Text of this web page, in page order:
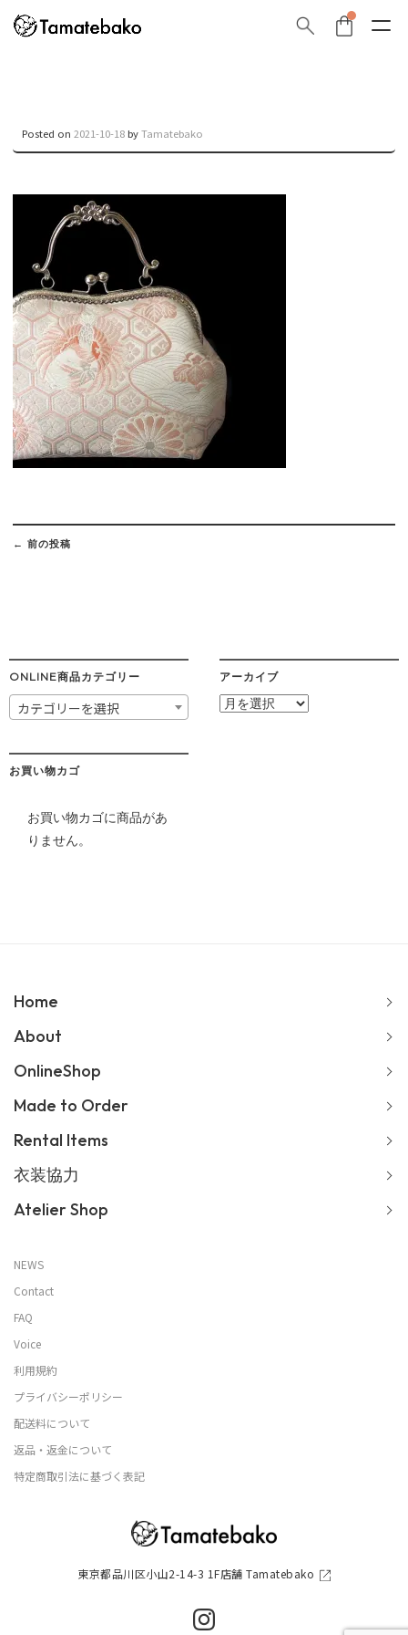
Posted on 2021-10-18 byTamatebako
Post
navigation
← 前の投稿
ONLINE商品カテゴリー
カテゴリーを選択
アーカイブ
ア
お買い物カゴ
お買い物カゴに商品があ
りません。
東京都品川区小山2-14-3 1F店舗 Tamatebako
Home
About
OnlineShop
Made to Order
Rental Items
衣装協力
Atelier Shop
NEWS
Contact
FAQ
Voice
利用規約
プライバシーポリシー
配送料について
返品・返金について
特定商取引法に基づく表記